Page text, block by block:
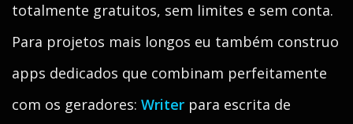
totalmente gratuitos, sem limites e sem conta.
Para projetos mais longos eu também construo
apps dedicados que combinam perfeitamente
com os geradores: Writer para escrita de